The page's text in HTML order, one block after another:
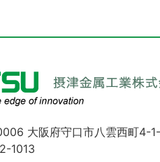
大阪府守口市八雲西町4-
1013